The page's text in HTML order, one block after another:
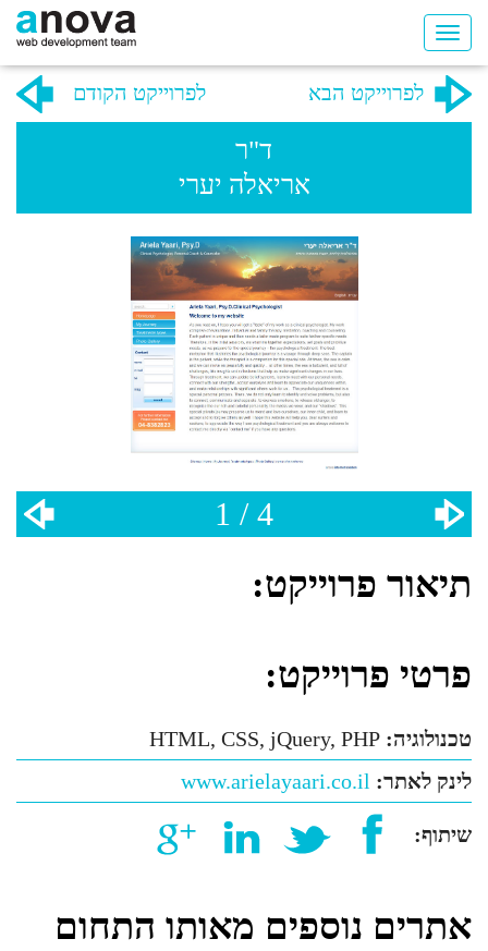
לפרוייקט הקודם לפרוייקט הבא
ד"ר
אריאלה יערי
1 / 4
תיאור פרוייקט:
פרטי פרוייקט:
טכנולוגיה: HTML, CSS, jQuery, PHP
לינק לאתר: www.arielayaari.co.il
שיתוף:
אתרים נוספים מאותו התחום